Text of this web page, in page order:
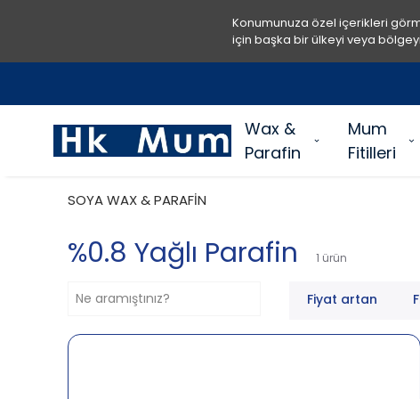
Konumunuza özel içerikleri
için başka bir ülkeyi veya
Wax &
Parafin
Mum
Fitilleri
SOYA WAX & PARAFİN
%0.8 Yağlı Parafin 1 ürün
Fiyat artan